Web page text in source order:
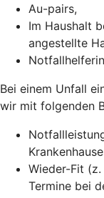
Au-pairs,
Im Haushalt
angestellte
Bei einem Unfall
wir mit folgenden
Wieder-Fit
Termine bei